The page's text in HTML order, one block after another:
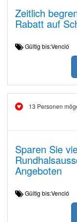
Zeitlich
Rabatt auf
Gültig bis:Venció
13 Personen
Sparen Sie
Angeboten
Gültig bis:Venció